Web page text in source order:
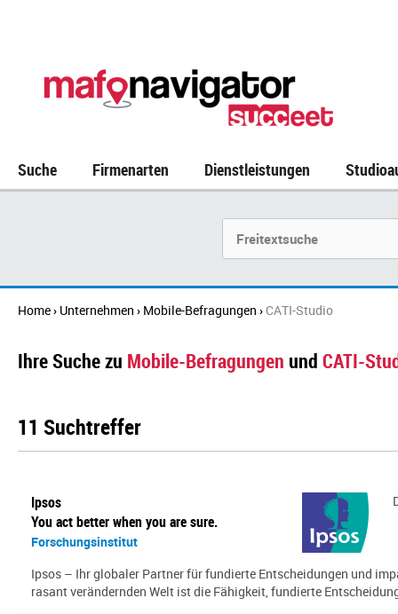
Suche Firmenarten Dienstleistungen
Home› Unternehmen › Mobile-Befragungen ›CATI-Studio
Ihre Suche zu Mobile-Befragungen und CATI-
11 Suchtreffer
Ipsos
You act better when you are sure.
Forschungsinstitut
Ipsos – Ihr globaler Partner für fundierte Entscheidungen und
rasant verändernden Welt ist die Fähigkeit, fundierte